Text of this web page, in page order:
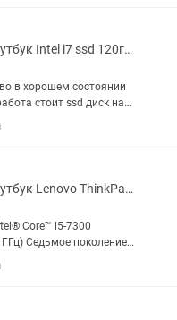
Мощный ноутбук Intel i7 ssd 120гб hdd 1000гб озу 8гб продам срочно
в хорошем состоянии
стоит ssd диск на
быстро не зависает
Астана
Мощный ноутбук Lenovo ThinkPad/Core i5-7300/SSD/Full HD/ОЗУ 8гб/14 дюйм
Core™ i5-7300
Седьмое поколение
Экран: 14